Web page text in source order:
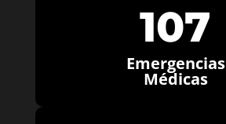
107
Emergencias
Médicas